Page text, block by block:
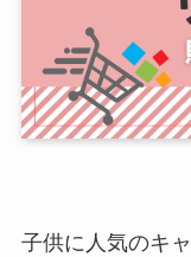
子供に人気のキ